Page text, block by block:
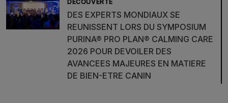
DÉCOUVERTE
DES EXPERTS MONDIAUX SE
REUNISSENT LORS DU SYMPOSIUM
PURINA® PRO PLAN® CALMING CARE
2026 POUR DEVOILER DES
AVANCEES MAJEURES EN MATIERE
DE BIEN-ETRE CANIN